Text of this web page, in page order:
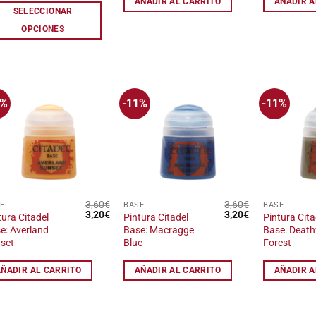
desde
8,37€
hasta
11,43€
SELECCIONAR
OPCIONES
deseos
Citadel
Averland
3,60€
El
3,20€El
precio
actual
AL CARRITO
-11%
deseos
BASE
Pintura Citadel
Base: Macragge
Blue
3,60€
El
3,20€El
precio
actual
AÑADIR AL CARRITO
-11%
BASE
Pintura
Base:
Forest
AÑADIR